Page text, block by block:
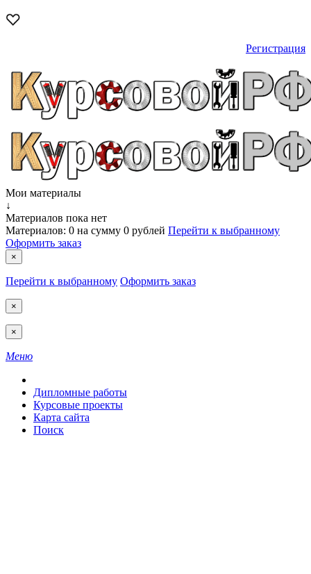
Регистрация
Мои материалы
↓
Материалов пока нет
Материалов: 0 на сумму 0 рублей Перейти к выбранному
Оформить заказ
×
Перейти к выбранному Оформить заказ
×
×
Меню
Дипломные работы
Курсовые проекты
Карта сайта
Поиск